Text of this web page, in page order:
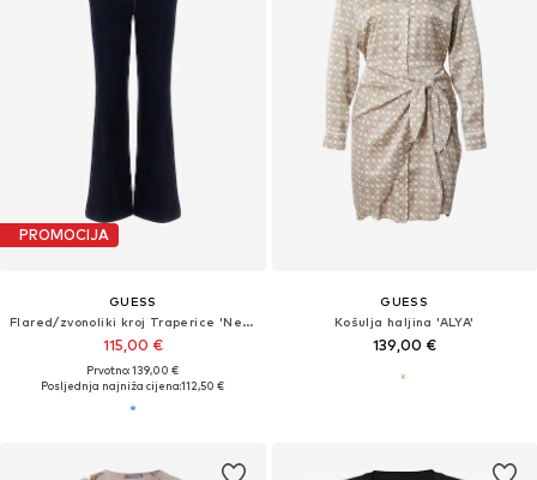
PROMOCIJA
GUESS
Flared/zvonoliki kroj Traperice 'New Faye'
115,00 €
Prvotno: 139,00 €
Posljednja najniža cijena:112,50 €
GUESS
Košulja haljina 'ALYA'
139,00 €